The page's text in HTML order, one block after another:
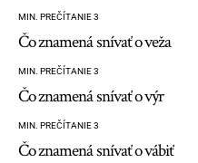
MIN. PREČÍTANIE 3
Čo znamená snívať o veža
MIN. PREČÍTANIE 3
Čo znamená snívať o výr
MIN. PREČÍTANIE 3
Čo znamená snívať o vábiť